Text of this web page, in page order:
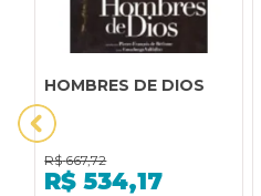
HOMBRES DE DIOS
R$ 667,72
R$ 534,17